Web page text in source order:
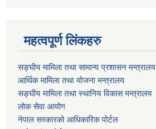
महत्वपूर्ण लिंकहरु
सङ्घीय मामिला तथा सामान्य प्रशासन मन्त्रालय
आर्थिक मामिला तथा योजना मन्त्रालय
सङ्घीय मामिला तथा स्थानिय विकास मन्त्रालय
लोक सेवा आयोग
नेपाल सरकारको आधिकारिक पोर्टल